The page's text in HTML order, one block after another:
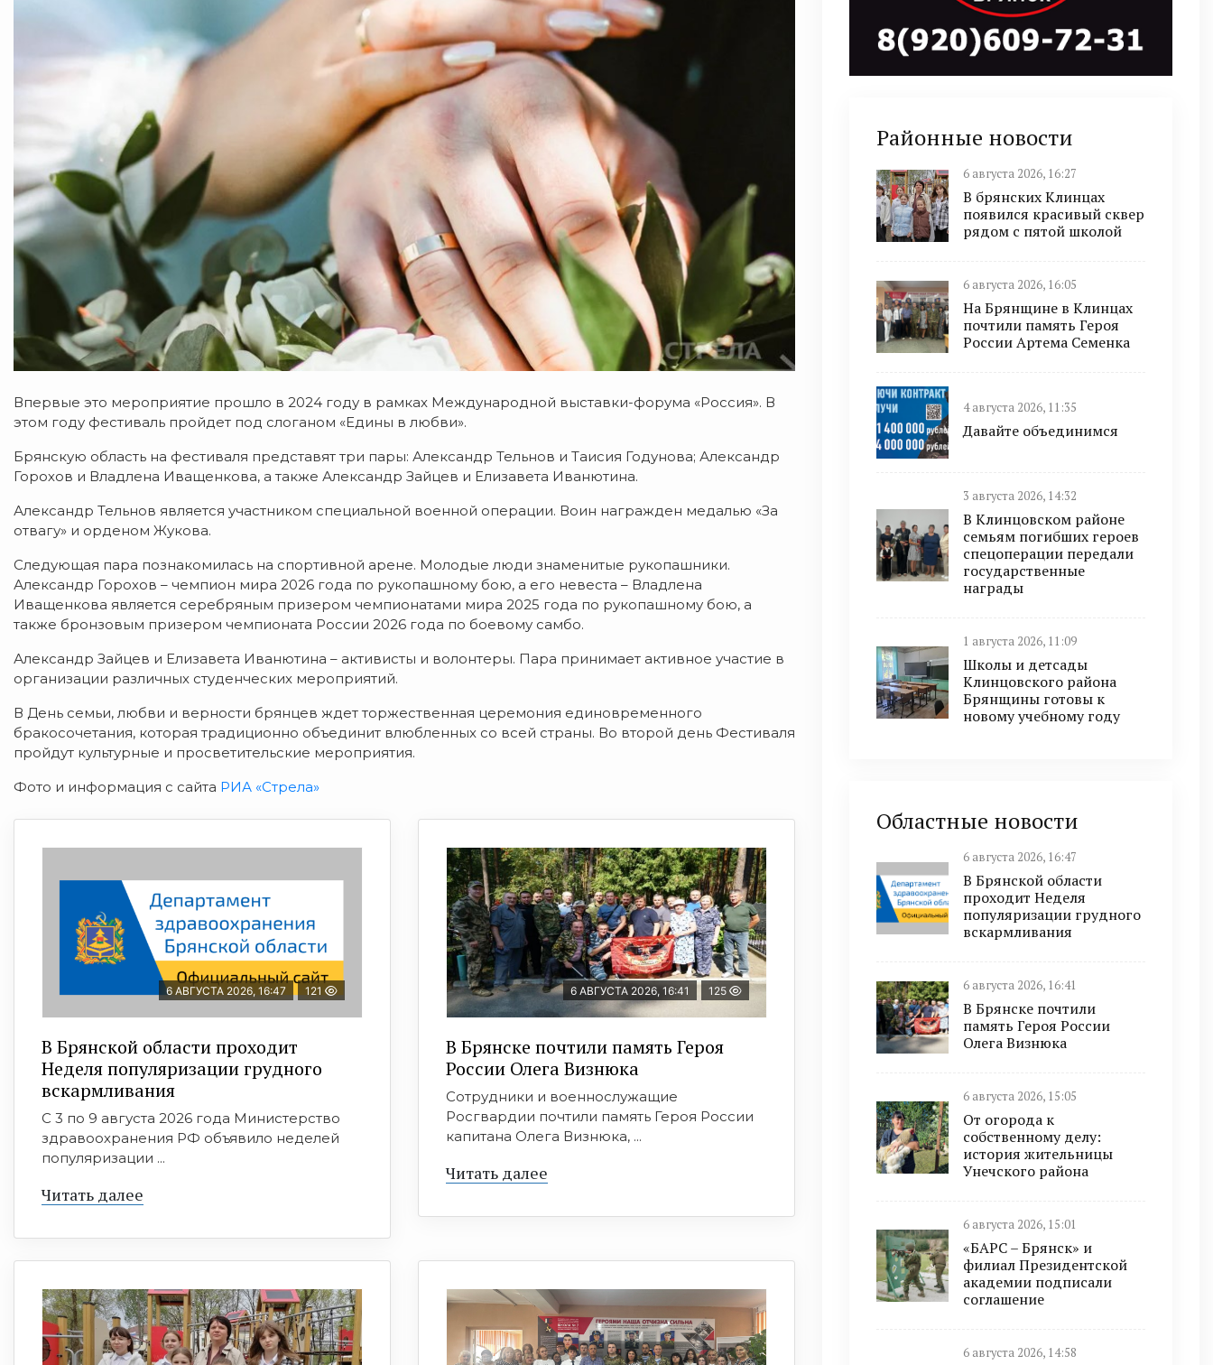
Впервые это мероприятие прошло в 2024 году в рамках Международной выставки-форума «Россия». В
этом году фестиваль пройдет под слоганом «Едины в любви».
Брянскую область на фестиваля представят три пары: Александр Тельнов и Таисия Годунова; Александр
Горохов и Владлена Иващенкова, а также Александр Зайцев и Елизавета Иванютина.
Александр Тельнов является участником специальной военной операции. Воин награжден медалью «За
отвагу» и орденом Жукова.
Следующая пара познакомилась на спортивной арене. Молодые люди знаменитые рукопашники.
Александр Горохов – чемпион мира 2026 года по рукопашному бою, а его невеста – Владлена
Иващенкова является серебряным призером чемпионатами мира 2025 года по рукопашному бою, а
также бронзовым призером чемпионата России 2026 года по боевому самбо.
Александр Зайцев и Елизавета Иванютина – активисты и волонтеры. Пара принимает активное участие в
организации различных студенческих мероприятий.
В День семьи, любви и верности брянцев ждет торжественная церемония единовременного
бракосочетания, которая традиционно объединит влюбленных со всей страны. Во второй день Фестиваля
пройдут культурные и просветительские мероприятия.
Фото и информация с сайта РИА «Стрела»
6 АВГУСТА 2026, 16:47 121
В Брянской области проходит
Неделя популяризации грудного
вскармливания
С 3 по 9 августа 2026 года Министерство
здравоохранения РФ объявило неделей
популяризации ...
Читать далее
6 АВГУСТА 2026, 16:41 125
В Брянске почтили память Героя
России Олега Визнюка
Сотрудники и военнослужащие
Росгвардии почтили память Героя России
капитана Олега Визнюка, ...
Читать далее
Районные новости
6 августа 2026, 16:27
В брянских Клинцах
появился красивый сквер
рядом с пятой школой
6 августа 2026, 16:05
На Брянщине в Клинцах
почтили память Героя
России Артема Семенка
4 августа 2026, 11:35
Давайте объединимся
3 августа 2026, 14:32
В Клинцовском районе
семьям погибших героев
спецоперации передали
государственные
награды
1 августа 2026, 11:09
Школы и детсады
Клинцовского района
Брянщины готовы к
новому учебному году
Областные новости
6 августа 2026, 16:47
В Брянской области
проходит Неделя
популяризации грудного
вскармливания
6 августа 2026, 16:41
В Брянске почтили
память Героя России
Олега Визнюка
6 августа 2026, 15:05
От огорода к
собственному делу:
история жительницы
Унечского района
6 августа 2026, 15:01
«БАРС – Брянск» и
филиал Президентской
академии подписали
соглашение
6 августа 2026, 14:58